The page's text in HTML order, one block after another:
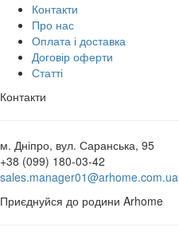
Контакти
Про нас
Оплата і доставка
Договір оферти
Статті
Контакти
м. Дніпро, вул. Саранська, 95
+38 (099) 180-03-42
sales.manager01@arhome.com.ua
Приєднуйся до родини Arhome